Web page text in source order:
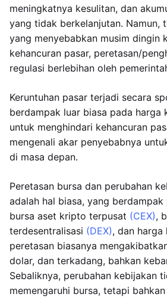
meningkatnya kesulitan, dan
yang tidak berkelanjutan. Namun,
yang menyebabkan musim dingin
kehancuran pasar, peretasan/
regulasi berlebihan oleh
Keruntuhan pasar terjadi secara
berdampak luar biasa pada harga
untuk menghindari kehancuran
mengenali akar penyebabnya
di masa depan.
Peretasan bursa dan perubahan
adalah hal biasa, yang
bursa aset kripto terpusat (CEX),
terdesentralisasi (DEX), dan harga
peretasan biasanya
dolar, dan terkadang, bahkan
Sebaliknya, perubahan kebijakan
memengaruhi bursa, tetapi